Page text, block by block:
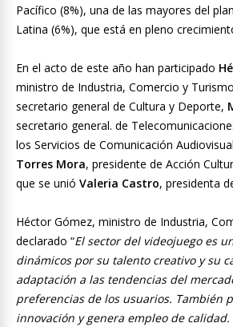
Pacífico (8%), una de las mayores del
Latina (6%), que está en pleno
En el acto de este año han participado
ministro de Industria, Comercio y
secretario general de Cultura y Deporte,
secretario general. de
los Servicios de Comunicación
Torres Mora, presidente de Acción
que se unió Valeria Castro, presidenta
Héctor Gómez, ministro de Industria,
declarado “El sector del videojuego es
dinámicos por su talento creativo y su
adaptación a las tendencias del
preferencias de los usuarios. También
innovación y genera empleo de